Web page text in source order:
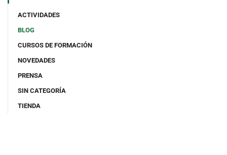
ACTIVIDADES
BLOG
CURSOS DE FORMACIÓN
NOVEDADES
PRENSA
SIN CATEGORÍA
TIENDA